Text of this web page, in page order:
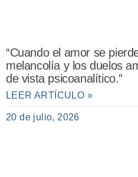
“Cuando el amor se
melancolía y los duelos
de vista psicoanalítico.”
LEER ARTÍCULO »
20 de julio, 2026